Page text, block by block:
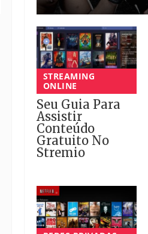
STREAMING
ONLINE
Seu Guia Para
Assistir
Conteúdo
Gratuito No
Stremio